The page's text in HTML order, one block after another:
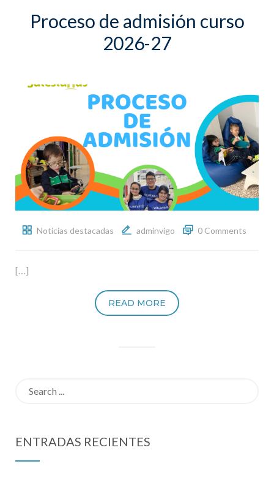
Proceso de admisión curso
2026-27
Noticias destacadas adminvigo 0 Comments
[…]
READ MORE
ENTRADAS RECIENTES